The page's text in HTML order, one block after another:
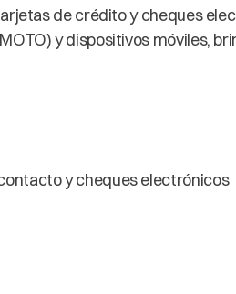
de crédito y cheques
y dispositivos móviles,
y cheques electrónicos